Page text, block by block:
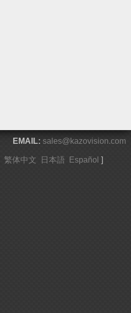
EMAIL: sales@kazovision.com
繁体中文 日本語 Español ]